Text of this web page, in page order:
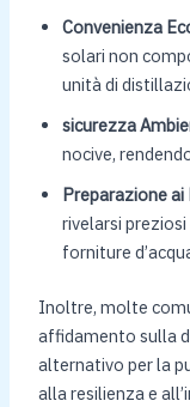
Convenienza
solari non
unità di
sicurezza
nocive,
Preparazione ai
rivelarsi
forniture
Inoltre, molte
affidamento sulla
alternativo per la
alla resilienza e